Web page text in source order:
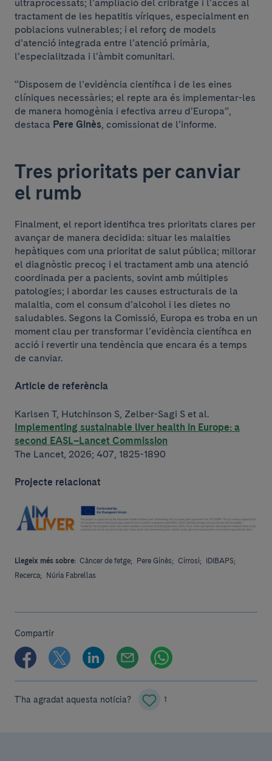
ultraprocessats; l’ampliació del cribratge i l’accés al
tractament de les hepatitis víriques, especialment en
poblacions vulnerables; i el reforç de models
d’atenció integrada entre l’atenció primària,
l’especialitzada i l’àmbit comunitari.
“Disposem de l’evidència científica i de les eines
clíniques necessàries; el repte ara és implementar-les
de manera homogènia i efectiva arreu d’Europa”,
destaca Pere Ginès, comissionat de l’informe.
Tres prioritats per canviar
el rumb
Finalment, el report identifica tres prioritats clares per
avançar de manera decidida: situar les malalties
hepàtiques com una prioritat de salut pública; millorar
el diagnòstic precoç i el tractament amb una atenció
coordinada per a pacients, sovint amb múltiples
patologies; i abordar les causes estructurals de la
malaltia, com el consum d’alcohol i les dietes no
saludables. Segons la Comissió, Europa es troba en un
moment clau per transformar l’evidència científica en
acció i revertir una tendència que encara és a temps
de canviar.
Article de referència
Karlsen T, Hutchinson S, Zelber-Sagi S et al.
Implementing sustainable liver health in Europe: a
second EASL–Lancet Commission
The Lancet, 2026; 407, 1825-1890
Projecte relacionat
Llegeix més sobre: Càncer de fetge; Pere Ginès; Cirrosi;
IDIBAPS;
Recerca;
Núria Fabrellas
Compartir
T'ha agradat aquesta notícia? 1